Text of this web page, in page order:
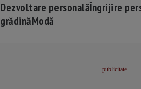
Dezvoltare personalăÎngrijire
grădinăModă